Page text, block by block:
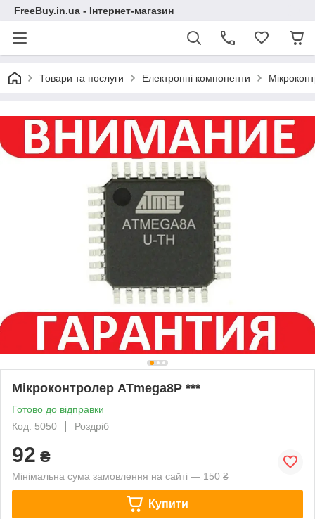
FreeBuy.in.ua - Інтернет-магазин
Товари та послуги Електронні компоненти
Мікроконтролер ATmega8P ***
Готово до відправки
Код: 5050
Роздріб
92 ₴
Мінімальна сума замовлення на сайті — 150 ₴
Купити